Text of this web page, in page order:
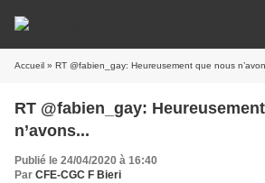
Accueil » RT @fabien_gay: Heureusement que nous
RT @fabien_gay:
n’avons...
Publié le 24/04/2020 à 16:40
Par CFE-CGC F Bieri